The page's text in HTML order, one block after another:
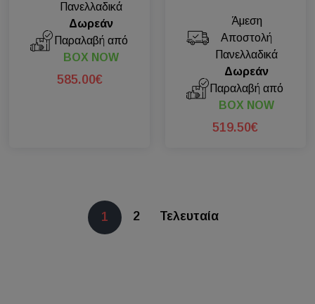
Πανελλαδικά
Δωρεάν
Παραλαβή από
BOX NOW
585.00€
Άμεση
Αποστολή
Πανελλαδικά
Δωρεάν
Παραλαβή από
BOX NOW
519.50€
1 2 Τελευταία